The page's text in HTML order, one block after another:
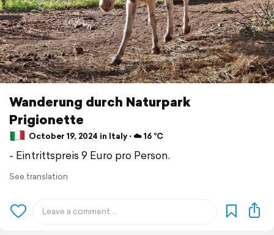
Wanderung durch Naturpark
Prigionette
October 19, 2024 in Italy ⋅ ☁️ 16 °C
- Eintrittspreis 9 Euro pro Person.
See translation